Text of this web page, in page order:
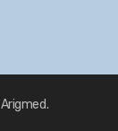
Arigmed.